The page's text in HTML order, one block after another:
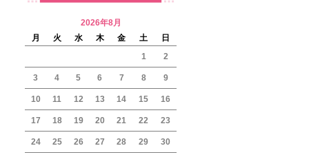
2026年8月
月
火 水 木 金 土
日
1
2
3 4 5 6 7 8 9
10 11 12 13 14 15 16
17 18 19 20 21 22 23
24 25 26 27 28 29 30